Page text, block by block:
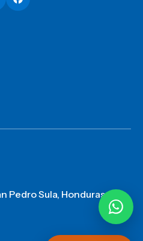
Pedro Sula, Honduras, C.A.